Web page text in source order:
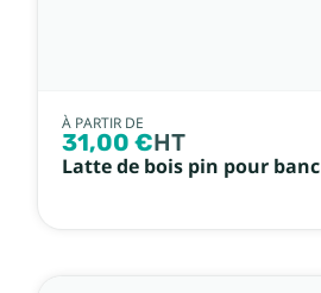
À PARTIR DE
31,00 €HT
Latte de bois pin pour banc